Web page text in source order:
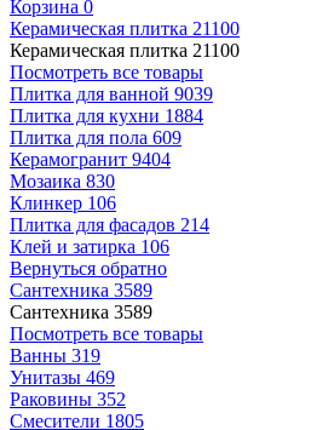
Корзина 0
Керамическая плитка 21100
Керамическая плитка 21100
Посмотреть все товары
Плитка для ванной 9039
Плитка для кухни 1884
Плитка для пола 609
Керамогранит 9404
Мозаика 830
Клинкер 106
Плитка для фасадов 214
Клей и затирка 106
Вернуться обратно
Сантехника 3589
Сантехника 3589
Посмотреть все товары
Ванны 319
Унитазы 469
Раковины 352
Смесители 1805